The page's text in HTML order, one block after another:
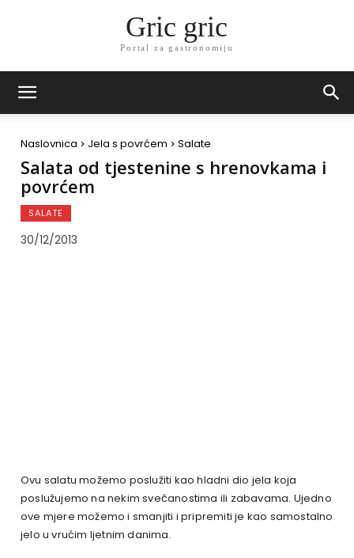
Gric gric
Portal za gastronomiju
Naslovnica Jela s povrćem Salate
Salata od tjestenine s hrenovkama i
povrćem
SALATE
30/12/2013
Ovu salatu možemo poslužiti kao hladni dio jela koja
poslužujemo na nekim svečanostima ili zabavama. Ujedno
ove mjere možemo i smanjiti i pripremiti je kao samostalno
jelo u vrućim ljetnim danima.